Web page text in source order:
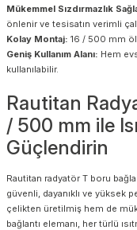
Mükemmel Sızdırmazlık
önlenir ve tesisatın verimli
Kolay Montaj: 16 / 500 mm
Geniş Kullanım Alanı: Hem
kullanılabilir.
Rautitan
/ 500 mm ile
Güçlendirin
Rautitan radyatör T boru
güvenli, dayanıklı ve yüksek
çelikten üretilmiş hem de
bağlantı elemanı, her türlü